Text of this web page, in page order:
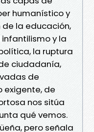
humanístico y
la educación,
y la
la ruptura
ciudadanía,
de
exigente, de
nos sitúa
qué vemos.
pero señala